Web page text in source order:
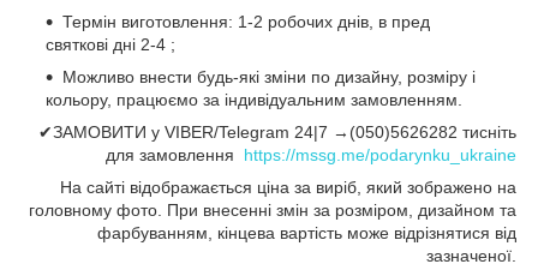
Термін виготовлення: 1-2 робочих днів, в пред
святкові дні 2-4 ;
Можливо внести будь-які зміни по дизайну, розміру і
кольору, працюємо за індивідуальним замовленням.
✔ЗАМОВИТИ у VIBER/Telegram 24|7 →(050)5626282 тисніть
для замовлення https://mssg.me/podarynku_ukraine
На сайті відображається ціна за виріб, який зображено на
головному фото. При внесенні змін за розміром, дизайном та
фарбуванням, кінцева вартість може відрізнятися від
зазначеної.